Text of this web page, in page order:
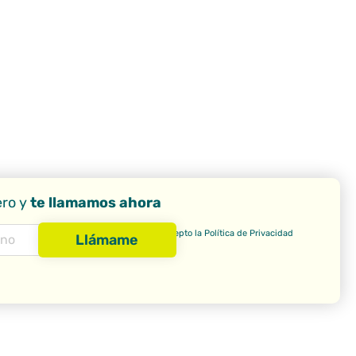
yte llamamos ahora
Aceptacion
Acepto la Política de Privacidad